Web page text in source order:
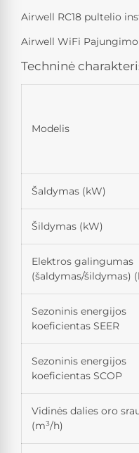
Airwell RC18 pultelio
Airwell WiFi
Techninė
Modelis
Šaldymas (kW)
Šildymas (kW)
Elektros galingumas
(šaldymas/šildymas)
Sezoninis energijos
koeficientas SEER
Sezoninis energijos
koeficientas SCOP
Vidinės dalies oro
(m³/h)